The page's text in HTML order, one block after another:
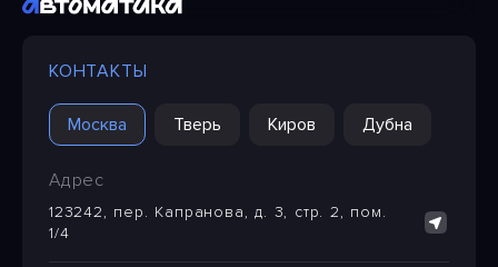
КОНТАКТЫ
Москва Тверь Киров Дубна
Адрес
123242, пер. Капранова, д. 3, стр. 2, пом.
1/4